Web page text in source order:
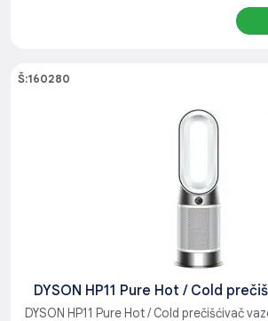
Š:160280
DYSON HP11 Pure Hot / Cold
DYSON HP11 Pure Hot / Cold prečišćivač